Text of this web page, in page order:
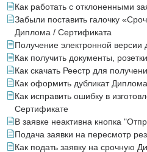
Как работать с отклоненными
Забыли поставить галочку
Диплома / Сертификата
Получение электронной версии
Как получить документы,
Как скачать Реестр для
Как оформить дубликат
Как исправить ошибку в
Сертификате
В заявке неактивна кнопка
Подача заявки на пересмотр
Как подать заявку на срочную